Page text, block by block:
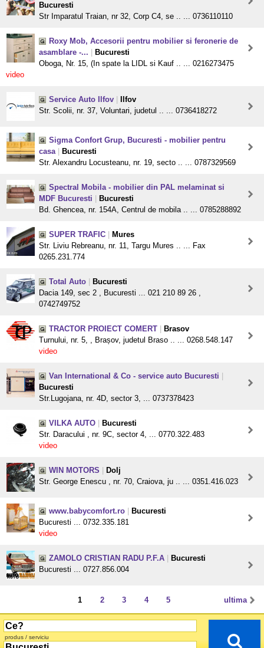
Bucuresti
Str Imparatul Traian, nr 32, Corp C4, se .. ... 0736110110
Roxy Mob, Accesorii pentru mobilier si feronerie de
asamblare -...
Bucuresti
Oboga, Nr. 15, (In spate la LIDL si Kauf .. ... 0216273475
video
Service Auto Ilfov
Ilfov
Str. Scolii, nr. 37, Voluntari, judetul .. ... 0736418272
Sigma Confort Grup, Bucuresti - mobilier pentru
casa
Bucuresti
Str. Alexandru Locusteanu, nr. 19, secto .. ... 0787329569
Spectral Mobila - mobilier din PAL melaminat si
MDF Bucuresti
Bucuresti
Bd. Ghencea, nr. 154A, Centrul de mobila .. ... 0785288892
SUPER TRAFIC
Mures
Str. Liviu Rebreanu, nr. 11, Targu Mures .. ... Fax
0265.231.774
Total Auto
Bucuresti
Dacia 149, sec 2 , Bucuresti ... 021 210 89 26 ,
0742749752
TRACTOR PROIECT COMERT
Brasov
Turnului, nr. 5, , Brașov, judetul Braso .. ... 0268.548.147
video
Van International & Co - service auto Bucuresti
Bucuresti
Str.Lugojana, nr. 4D, sector 3, ... 0737378423
VILKA AUTO
Bucuresti
Str. Daracului , nr. 9C, sector 4, ... 0770.322.483
video
WIN MOTORS
Dolj
Str. George Enescu , nr. 70, Craiova, ju .. ... 0351.416.023
www.babycomfort.ro
Bucuresti
Bucuresti ... 0732.335.181
video
ZAMOLO CRISTIAN RADU P.F.A
Bucuresti
Bucuresti ... 0727.856.004
ultima
1 2 3 4 5
produs / serviciu